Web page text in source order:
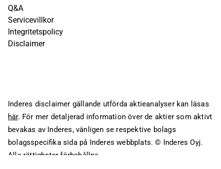
Q&A
Servicevillkor
Integritetspolicy
Disclaimer
Inderes disclaimer gällande utförda aktieanalyser kan läsas
här. För mer detaljerad information över de aktier som aktivt
bevakas av Inderes, vänligen se respektive bolags
bolagsspecifika sida på Inderes webbplats. © Inderes Oyj.
Alla rättigheter förbehållna.